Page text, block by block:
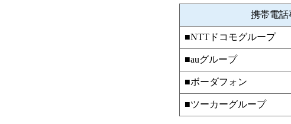
携帯電話
■NTTドコモグループ
■auグループ
■ボーダフォン
■ツーカーグループ